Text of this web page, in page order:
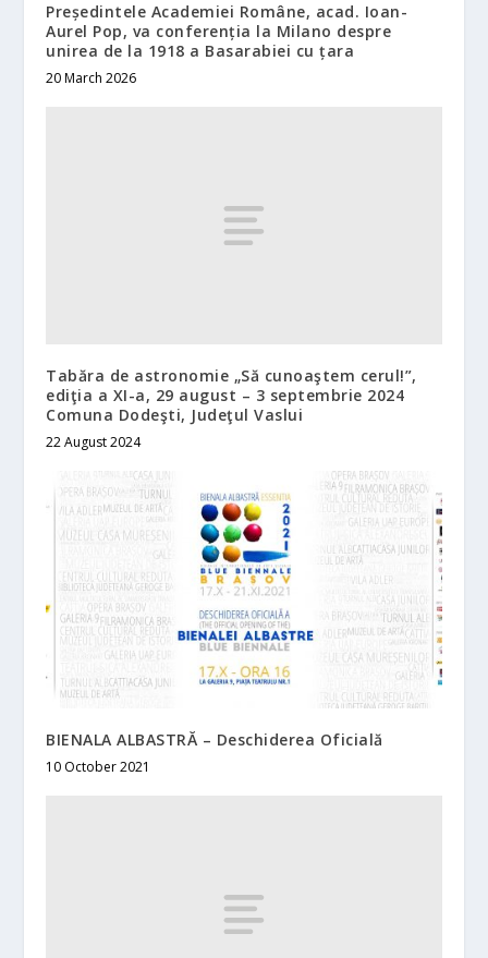
Președintele Academiei Române, acad. Ioan-
Aurel Pop, va conferenția la Milano despre
unirea de la 1918 a Basarabiei cu țara
20 March 2026
Tabăra de astronomie „Să cunoaştem cerul!”,
ediţia a XI-a, 29 august – 3 septembrie 2024
Comuna Dodeşti, Judeţul Vaslui
22 August 2024
BIENALA ALBASTRĂ – Deschiderea Oficială
10 October 2021